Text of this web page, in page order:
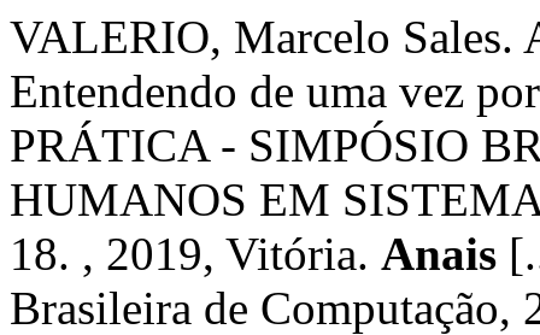
VALERIO, Marcelo Sales.
Entendendo de uma vez
PRÁTICA - SIMPÓSIO
HUMANOS EM
18. , 2019, Vitória. Anais
Brasileira de